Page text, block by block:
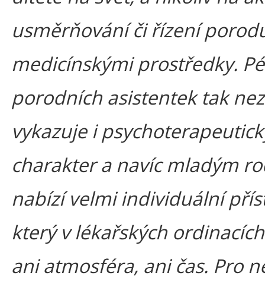
usměrňování či řízení
medicínskými prostředky.
porodních asistentek tak
vykazuje i
charakter a navíc mladým
nabízí velmi individuální
který v lékařských
ani atmosféra, ani čas. Pro